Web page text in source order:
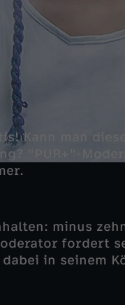
Kann man diese
"PUR+"-
minus
fordert
in seinem